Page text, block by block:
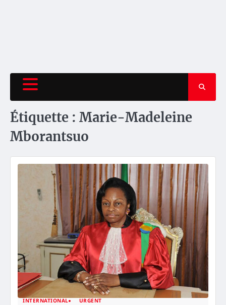
Étiquette : Marie-Madeleine
Mborantsuo
INTERNATIONAL URGENT